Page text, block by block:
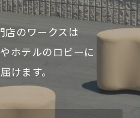
店のワークスは
ホテルのロビーに
けます。